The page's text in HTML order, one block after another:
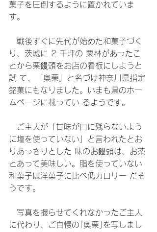
菓子を圧倒するように置かれていま
す。
戦後すぐに先代が始めた和菓子づく
り、茨城に 2 千坪の 栗林があったこ
とから栗饅頭をお店の看板にしようと
試 て、「奥栗」と名づけ神奈川県指定
銘菓にもなりました。いまも県のホー
ムページに載ってい るようです。
ご主人が「甘味が口に残らないよう
に塩を使っていない」と言われたとお
りあっさりとした 味のお饅頭は、お茶
とあって美味しい。脂を使っていない
和菓子は洋菓子に比べ低カロリー だそ
うです。
写真を撮らせてくれなかったご主人
に代わり、ご自慢の｢奥栗｣を写しまし